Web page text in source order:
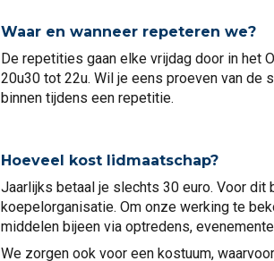
Waar en wanneer repeteren we?
De repetities gaan elke vrijdag door in het
20u30 tot 22u. Wil je eens proeven van de
binnen tijdens een repetitie.
Hoeveel kost lidmaatschap?
Jaarlijks betaal je slechts 30 euro. Voor dit
koepelorganisatie. Om onze werkingte
middelen bijeen via optredens,
We zorgen ook voor een kostuum,